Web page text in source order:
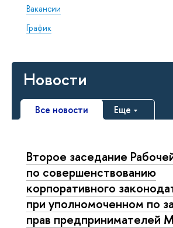
Вакансии
График
Новости
Все новости Еще
Второе заседание
по совершенствованию
корпоративного
при уполномоченном по
прав предпринимателей